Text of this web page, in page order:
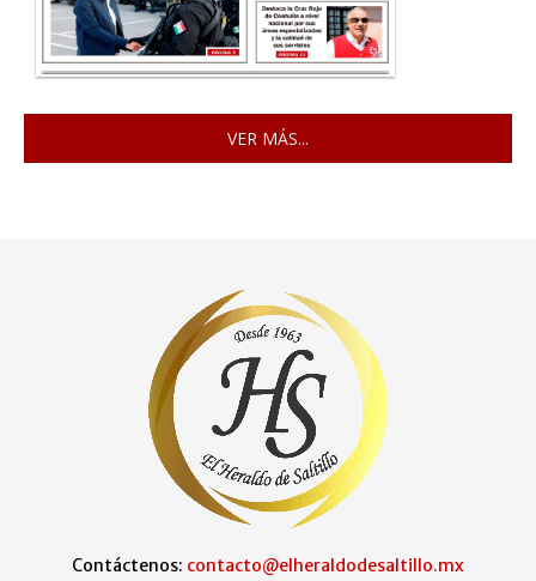
VER MÁS...
Contáctenos: contacto@elheraldodesaltillo.mx